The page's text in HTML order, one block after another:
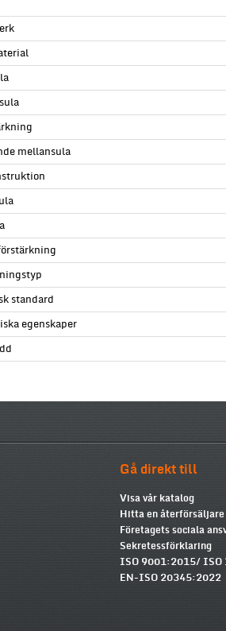
mellansula
standard
egenskaper
Gå direkt till
Visa vår katalog
Hitta en återförsäljare
Företagets sociala
Sekretessförklaring
ISO 9001:2015/ ISO
EN-ISO 20345:2022